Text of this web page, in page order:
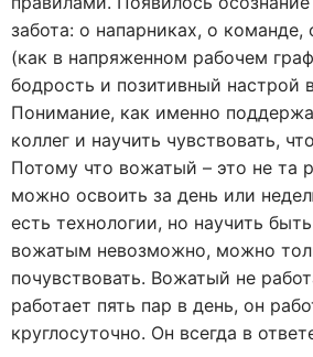
забота: о напарниках, о команде,
(как в напряженном рабочем
бодрость и позитивный настрой
Понимание, как именно
коллег и научить чувствовать,
Потому что вожатый – это не та
можно освоить за день или
есть технологии, но научить
вожатым невозможно, можно
почувствовать. Вожатый не
работает пять пар в день, он
круглосуточно. Он всегда в